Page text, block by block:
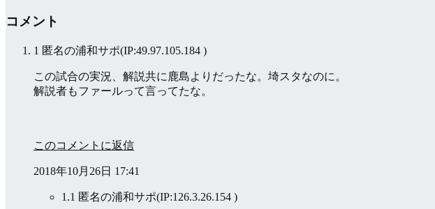
コメント
1 匿名の浦和サポ(IP:49.97.105.184 )
この試合の実況、解説共に鹿島よりだったな。埼スタなのに。
解説者もファールって言ってたな。
このコメントに返信
2018年10月26日 17:41
1.1 匿名の浦和サポ(IP:126.3.26.154 )